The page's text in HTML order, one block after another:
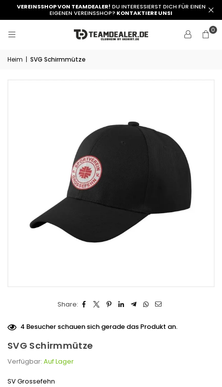
VEREINSSHOP VON TEAMDEALER! DU INTERESSIERST DICH FÜR EINEN
EIGENEN VEREINSSHOP? KONTAKTIERE UNSI
0
Heim | SVG Schirmmütze
Share:
4 Besucher schauen sich gerade das Produkt an.
SVG Schirmmütze
Verfügbar: Auf Lager
SV Grossefehn